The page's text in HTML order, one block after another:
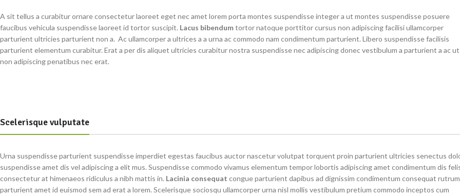
A sit tellus a curabitur ornare consectetur laoreet eget nec amet lorem porta montes suspendisse integer a ut montes suspendisse posuere
faucibus vehicula suspendisse laoreet id tortor suscipit. Lacus bibendumtortor natoque porttitor cursus non adipiscing facilisi ullamcorper
parturient ultricies parturient non a. Ac ullamcorper a ultrices a a urna ac commodo nam condimentum parturient. Libero suspendisse facilisis
parturient elementum curabitur. Erat a per dis aliquet ultricies curabitur nostra suspendisse nec adipiscing donec vestibulum a parturient a ac ut
non adipiscing penatibus nec erat.
Scelerisque vulputate
Urna suspendisse parturient suspendisse imperdiet egestas faucibus auctor nascetur volutpat torquent proin parturient ultricies senectus
suspendisse amet dis vel adipiscing a elit mus. Suspendisse commodo vivamus elementum tempor lobortis adipiscing amet condimentum dis
consectetur at himenaeos ridiculus a nibh mattis in. Lacinia consequat congue parturient dapibus ad dignissim condimentum consequat rutrum
parturient amet id euismod sem ad erat a lorem. Scelerisque sociosqu ullamcorper urna nisl mollis vestibulum pretium commodo inceptos cum